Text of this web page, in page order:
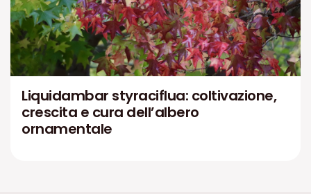
Liquidambar styraciflua: coltivazione,
crescita e cura dell’albero
ornamentale